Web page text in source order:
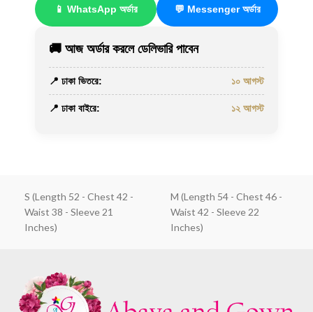
📱 WhatsApp অর্ডার 💬 Messenger অর্ডার
🚚 আজ অর্ডার করলে ডেলিভারি পাবেন
📍 ঢাকা ভিতরে: ১০ আগস্ট
📍 ঢাকা বাইরে: ১২ আগস্ট
S (Length 52 - Chest 42 -
Waist 38 - Sleeve 21
Inches)
M (Length 54 - Chest 46 -
Waist 42 - Sleeve 22
Inches)